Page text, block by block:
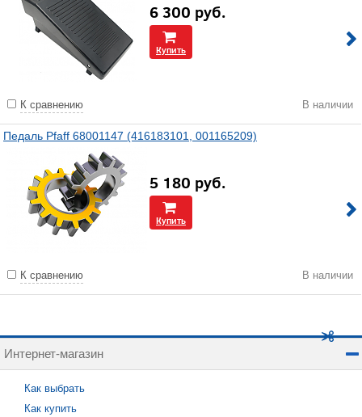
6 300 руб.
Купить
К сравнению В наличии
Педаль Pfaff 68001147 (416183101, 001165209)
5 180 руб.
Купить
К сравнению В наличии
Интернет-магазин
Как выбрать
Как купить